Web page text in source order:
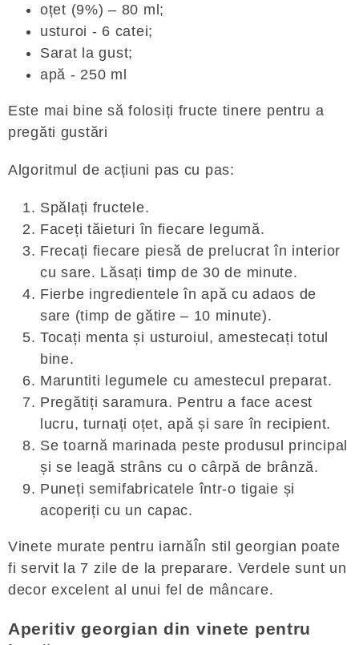
oțet (9%) – 80 ml;
usturoi - 6 catei;
Sarat la gust;
apă - 250 ml
Este mai bine să folosiți fructe tinere pentru a
pregăti gustări
Algoritmul de acțiuni pas cu pas:
Spălați fructele.
Faceți tăieturi în fiecare legumă.
Frecați fiecare piesă de prelucrat în interior
cu sare. Lăsați timp de 30 de minute.
Fierbe ingredientele în apă cu adaos de
sare (timp de gătire – 10 minute).
Tocați menta și usturoiul, amestecați totul
bine.
Maruntiti legumele cu amestecul preparat.
Pregătiți saramura. Pentru a face acest
lucru, turnați oțet, apă și sare în recipient.
Se toarnă marinada peste produsul principal
și se leagă strâns cu o cârpă de brânză.
Puneți semifabricatele într-o tigaie și
acoperiți cu un capac.
Vinete murate pentru iarnăÎn stil georgian poate
fi servit la 7 zile de la preparare. Verdele sunt un
decor excelent al unui fel de mâncare.
Aperitiv georgian din vinete pentru